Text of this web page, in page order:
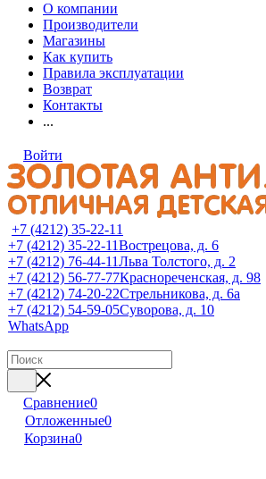
О компании
Производители
Магазины
Как купить
Правила эксплуатации
Возврат
Контакты
...
Войти
+7 (4212) 35-22-11
+7 (4212) 35-22-11Вострецова, д. 6
+7 (4212) 76-44-11Льва Толстого, д. 2
+7 (4212) 56-77-77Краснореченская, д. 98
+7 (4212) 74-20-22Стрельникова, д. 6а
+7 (4212) 54-59-05Суворова, д. 10
WhatsApp
Сравнение0
Отложенные0
Корзина0